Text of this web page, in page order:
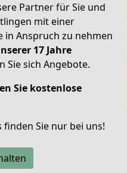
Partner für Sie und
mit einer
in Anspruch zu nehmen
17 Jahre
Sie sich Angebote.
Sie kostenlose
finden Sie nur bei uns!